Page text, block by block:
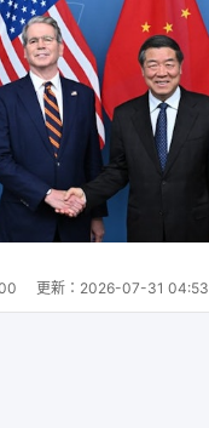
更新： 2026-07-31 04:53